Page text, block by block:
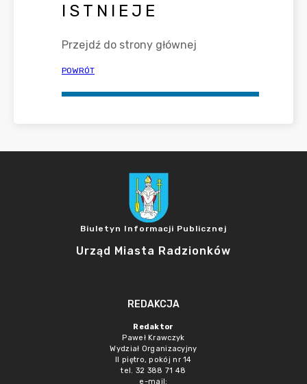
ISTNIEJE
Przejdź do strony głównej
POWRÓT
Biuletyn Informacji Publicznej
Urząd Miasta Radzionków
REDAKCJA
Redaktor
Paweł Krawczyk
Wydział Organizacyjny
II piętro, pokój nr 14
tel. 32 388 71 48
e-mail: